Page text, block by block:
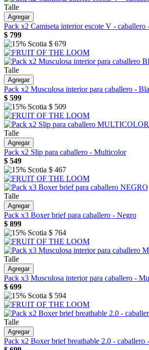
Talle
Agregar
Pack x2 Camiseta interior escote V - caballero
$ 799
$ 679
Talle
Agregar
Pack x2 Musculosa interior para caballero -
$ 599
$ 509
Talle
Agregar
Pack x2 Slip para caballero - Multicolor
$ 549
$ 467
Talle
Agregar
Pack x3 Boxer brief para caballero - Negro
$ 899
$ 764
Talle
Agregar
Pack x3 Musculosa interior para caballero -
$ 699
$ 594
Talle
Agregar
Pack x2 Boxer brief breathable 2.0 -